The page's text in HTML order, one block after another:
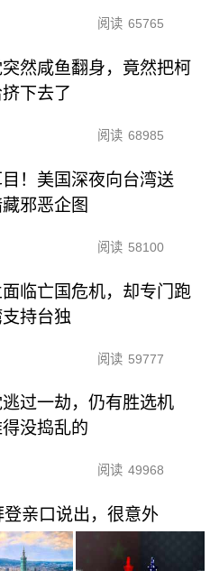
阅读 65765
突然咸鱼翻身，竟然把柯
下去了
阅读 68985
！美国深夜向台湾送
邪恶企图
阅读 58100
临亡国危机，却专门跑
持台独
阅读 59777
逃过一劫，仍有胜选机
没捣乱的
阅读 49968
登亲口说出，很意外